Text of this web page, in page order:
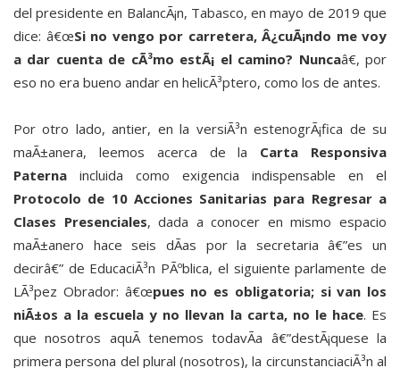
del presidente en BalancÃ¡n, Tabasco, en mayo de 2019 que
dice: â€œSi no vengo por carretera, Â¿cuÃ¡ndo me voy
a dar cuenta de cÃ³mo estÃ¡ el camino? Nuncaâ€, por
eso no era bueno andar en helicÃ³ptero, como los de antes.
Por otro lado, antier, en la versiÃ³n estenogrÃ¡fica de su
maÃ±anera, leemos acerca de la Carta Responsiva
Paterna incluida como exigencia indispensable en el
Protocolo de 10 Acciones Sanitarias para Regresar a
Clases Presenciales, dada a conocer en mismo espacio
maÃ±anero hace seis dÃ­as por la secretaria â€”es un
decirâ€” de EducaciÃ³n PÃºblica, el siguiente parlamente de
LÃ³pez Obrador: â€œpues no es obligatoria; si van los
niÃ±os a la escuela y no llevan la carta, no le hace. Es
que nosotros aquÃ­ tenemos todavÃ­a â€”destÃ¡quese la
primera persona del plural (nosotros), la circunstanciaciÃ³n al